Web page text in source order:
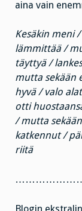
aina vain
Kesäkin meni
lämmittää /
täyttyä /
mutta sekään
hyvä / valo
otti
/ mutta
katkennut /
riitä